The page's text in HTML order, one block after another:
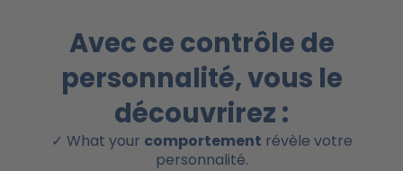
Avec ce contrôle de
personnalité, vous le
découvrirez :
✓ What your comportement révèle votre
personnalité.